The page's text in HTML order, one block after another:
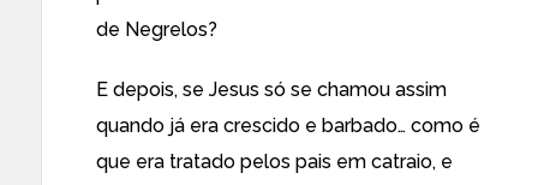
de Negrelos?
E depois, se Jesus só se chamou assim
quando já era crescido e barbado… como é
que era tratado pelos pais em catraio, e